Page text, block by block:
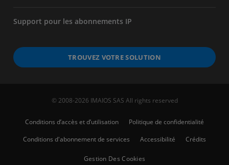
Support pour les abonnements IP
TROUVEZ VOTRE SOLUTION
© 2008-2026 IMAIOS SAS All rights reserved
Conditions d’accès et d’utilisation
Politique de confidentialité
Conditions d'abonnement de services
Accessibilité Crédits
Gestion Des Cookies